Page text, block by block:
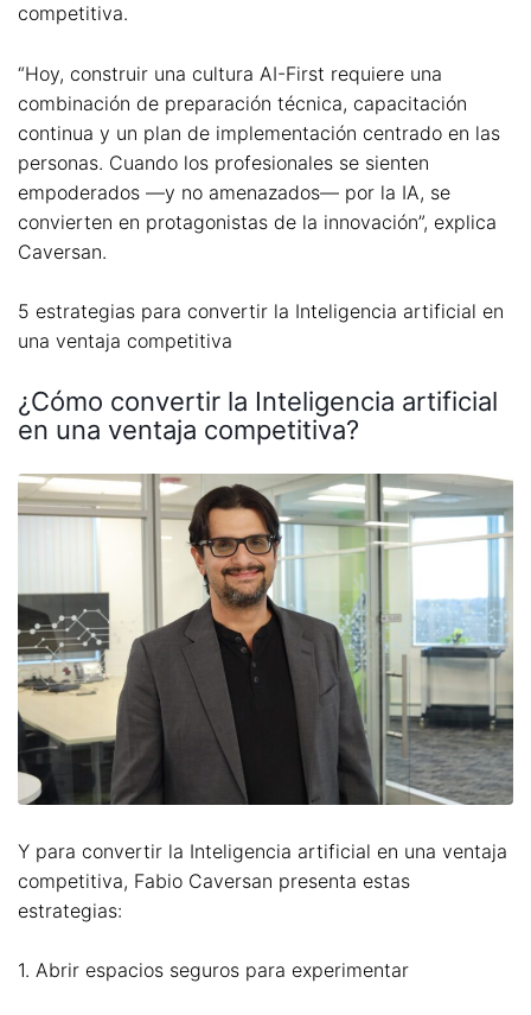
competitiva.
“Hoy, construir una cultura AI-First requiere una
combinación de preparación técnica, capacitación
continua y un plan de implementación centrado en las
personas. Cuando los profesionales se sienten
empoderados —y no amenazados— por la IA, se
convierten en protagonistas de la innovación”, explica
Caversan.
5 estrategias para convertir la Inteligencia artificial en
una ventaja competitiva
¿Cómo convertir la Inteligencia artificial
en una ventaja competitiva?
Y para convertir la Inteligencia artificial en una ventaja
competitiva, Fabio Caversan presenta estas
estrategias:
1. Abrir espacios seguros para experimentar